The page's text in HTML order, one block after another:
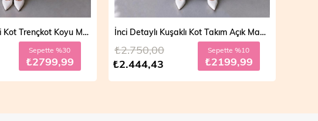
Mila Çift Düğmeli Kot Trençkot Koyu Mavi 19290
Sepette %30
₺2799,99
İnci Detaylı Kuşaklı Kot Takım Açık Mavi 6166
₺2.444,43
₺2.750,00 Sepette %10
₺2199,99